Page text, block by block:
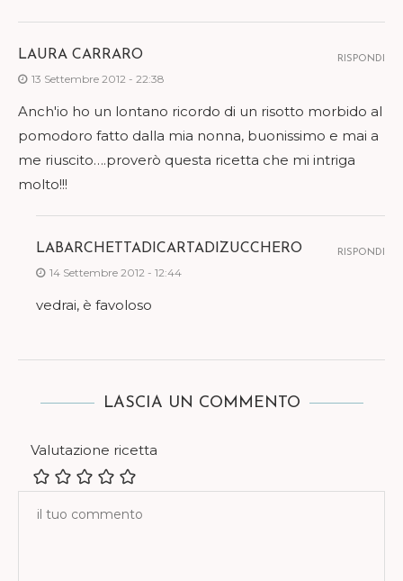
LAURA CARRARO
13 Settembre 2012 - 22:38
Anch'io ho un lontano ricordo di un risotto morbido al
pomodoro fatto dalla mia nonna, buonissimo e mai a
me riuscito….proverò questa ricetta che mi intriga
molto!!!
RISPONDI
LABARCHETTADICARTADIZUCCHERO
14 Settembre 2012 - 12:44
vedrai, è favoloso
RISPONDI
LASCIA UN COMMENTO
Valutazione ricetta